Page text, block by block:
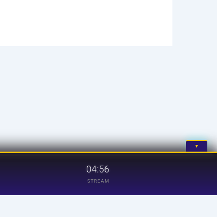
▼
04:56
STREAM